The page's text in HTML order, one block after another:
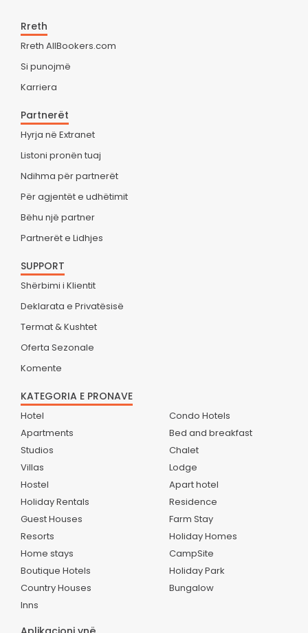
Rreth
Rreth AllBookers.com
Si punojmë
Karriera
Partnerët
Hyrja në Extranet
Listoni pronën tuaj
Ndihma për partnerët
Për agjentët e udhëtimit
Bëhu një partner
Partnerët e Lidhjes
SUPPORT
Shërbimi i Klientit
Deklarata e Privatësisë
Termat & Kushtet
Oferta Sezonale
Komente
KATEGORIA E PRONAVE
Hotel
Apartments
Studios
Villas
Hostel
Holiday Rentals
Guest Houses
Resorts
Home stays
Boutique Hotels
Country Houses
Inns
Condo Hotels
Bed and breakfast
Chalet
Lodge
Apart hotel
Residence
Farm Stay
Holiday Homes
CampSite
Holiday Park
Bungalow